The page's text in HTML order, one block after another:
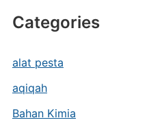
Categories
alat pesta
aqiqah
Bahan Kimia